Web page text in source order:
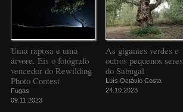
Uma raposa e uma
árvore. Eis o fotógrafo
vencedor do Rewilding
Photo Contest
Fugas
09.11.2023
As gigantes verdes e
outros pequenos seres
do Sabugal
Luís Octávio Costa
24.10.2023